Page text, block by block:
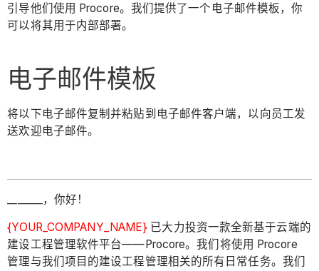
引导他们使用 Procore。我们提供了一个电子邮件模板，你
可以将其用于内部部署。
电子邮件模板
将以下电子邮件复制并粘贴到电子邮件客户端，以向员工发
送欢迎电子邮件。
_______，你好！
{YOUR_COMPANY_NAME} 已大力投资一款全新基于云端的
建设工程管理软件平台——Procore。我们将使用 Procore
管理与我们项目的建设工程管理相关的所有日常任务。我们